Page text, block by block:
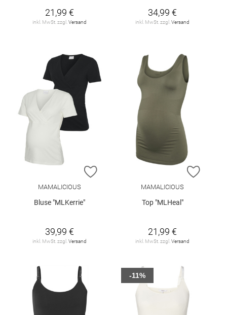
21,99 €
inkl. MwSt. zzgl. Versand
34,99 €
inkl. MwSt. zzgl. Versand
ZUR WUNSCHLISTE HINZUFÜGEN
MAMALICIOUS
Bluse "MLKerrie"
39,99 €
inkl. MwSt. zzgl.Versand
ZUR
MAMALICIOUS
Top "MLHeal"
21,99 €
inkl. MwSt. zzgl.Versand
-11%